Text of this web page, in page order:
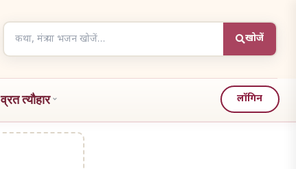
articles
खोजें
व्रत त्यौहार लॉगिन